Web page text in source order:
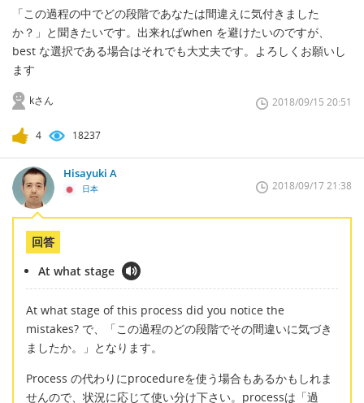
「この過程の中でどの段階であなたは間違えに気付きました
か？」と聞きたいです。出来ればwhen を避けたいのですが、
best な選択である場合はそれでも大丈夫です。よろしくお願いし
ます
kさん 2018/09/15 20:51
4 18237
Hisayuki A
日本 2018/09/17 21:38
回答
At what stage
At what stage of this process did you notice the
mistakes? で、「この過程のどの段階でその間違いに気づき
ましたか。」となります。
Process の代わりにprocedureを使う場合もあるかもしれま
せんので、状況に応じて使い分け下さい。processは「過